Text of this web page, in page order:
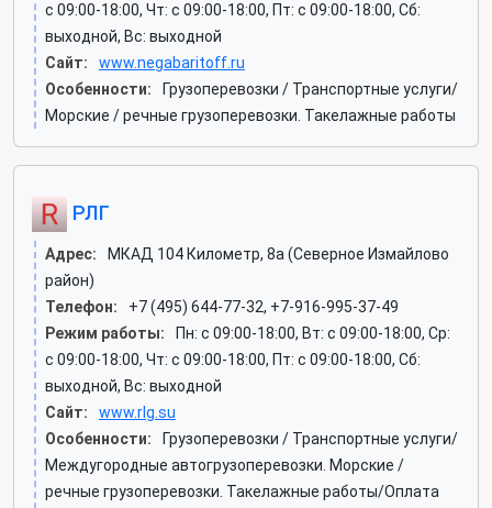
c 09:00-18:00, Чт: c 09:00-18:00, Пт: c 09:00-18:00, Сб:
выходной, Вс: выходной
Сайт:
www.negabaritoff.ru
Особенности:
Грузоперевозки / Транспортные услуги/
Морские / речные грузоперевозки. Такелажные работы
РЛГ
Адрес:
МКАД 104 Километр, 8а (Северное Измайлово
район)
Телефон:
+7 (495) 644-77-32, +7-916-995-37-49
Режим работы:
Пн: c 09:00-18:00, Вт: c 09:00-18:00, Ср:
c 09:00-18:00, Чт: c 09:00-18:00, Пт: c 09:00-18:00, Сб:
выходной, Вс: выходной
Сайт:
www.rlg.su
Особенности:
Грузоперевозки / Транспортные услуги/
Междугородные автогрузоперевозки. Морские /
речные грузоперевозки. Такелажные работы/Оплата